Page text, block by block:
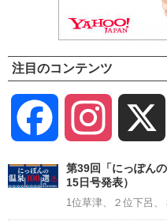
注目のコンテンツ
Facebook Instagram
第39回「にっぽん
15日号発表）
1位草津、２位下呂、